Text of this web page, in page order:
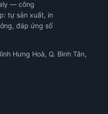
— công
tự sản xuất, in
đáp ứng số
Hưng Hoà, Q. Bình Tân,